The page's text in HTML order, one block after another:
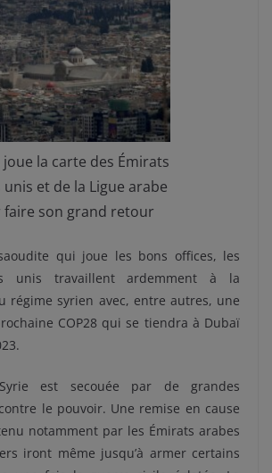
joue la carte des Émirats
unis et de la Ligue arabe
faire son grand retour
qui joue les bons offices, les
unis travaillent ardemment à la
régime syrien avec, entre autres, une
COP28 qui se tiendra à Dubaï
est secouée par de grandes
le pouvoir. Une remise en cause
notamment par les Émirats arabes
iront même jusqu’à armer certains